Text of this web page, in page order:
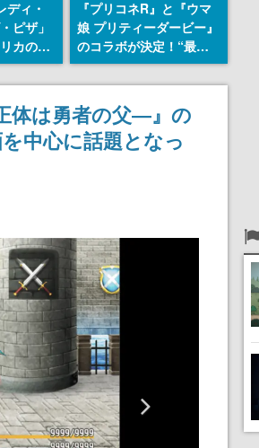
ディ・
ピザ」
カの商
オープ
との共
でなく
没入型
しめる
『プリコネR』と『ウマ
娘 プリティーダービー』
のコラボが決定！“最大
170連無料”の8.5周年キ
ャンペーンなども発表
体は勇者の父―』の
中心に話題となっ